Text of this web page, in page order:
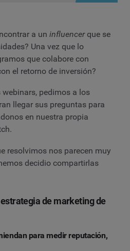
a un influencerque se
Una vez que lo
que colabore con
el retorno de inversión?
pedimos a los
llegar sus preguntas para
en nuestra propia
resolvimos nos parecen muy
decidio compartirlas
de marketing de
para medir reputación,